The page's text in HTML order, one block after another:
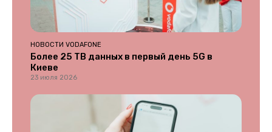
НОВОСТИ VODAFONE
Более 25 ТВ данных в первый день 5G в
Киеве
23 июля 2026